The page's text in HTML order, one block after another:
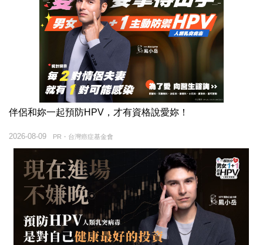
伴侶和妳一起預防HPV，才有資格說愛妳！
PR・台灣癌症基金會
2026-08-09